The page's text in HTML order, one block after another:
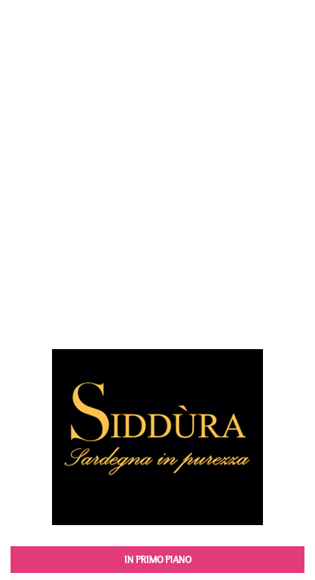
IN PRIMO PIANO